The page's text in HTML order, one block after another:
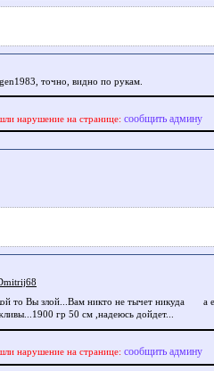
точно, видно по рукам.
нарушение на странице: сообщить админу
то Вы злой...Вам никто не тычет никуда
а
гр 50 см ,надеюсь дойдет...
нарушение на странице: сообщить админу